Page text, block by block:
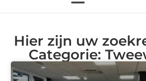
Hier zijn uw
Categorie: